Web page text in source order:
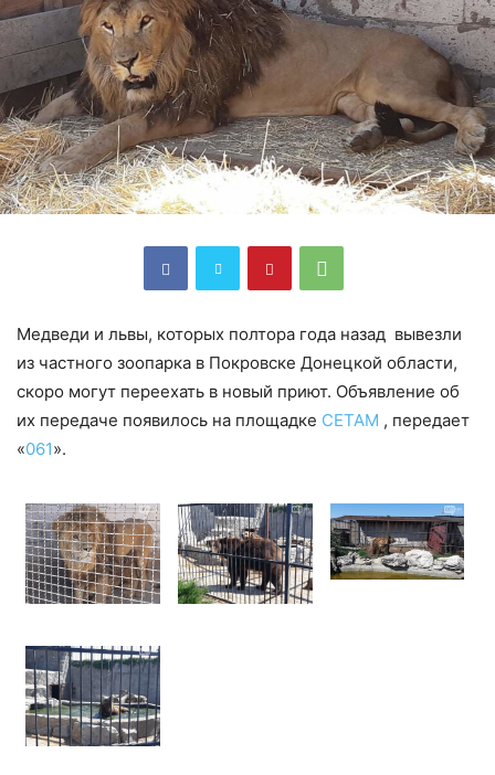
Медведи и львы, которых полтора года назад вывезли
из частного зоопарка в Покровске Донецкой области,
скоро могут переехать в новый приют. Объявление об
их передаче появилось на площадке СЕТАМ , передает
«061».